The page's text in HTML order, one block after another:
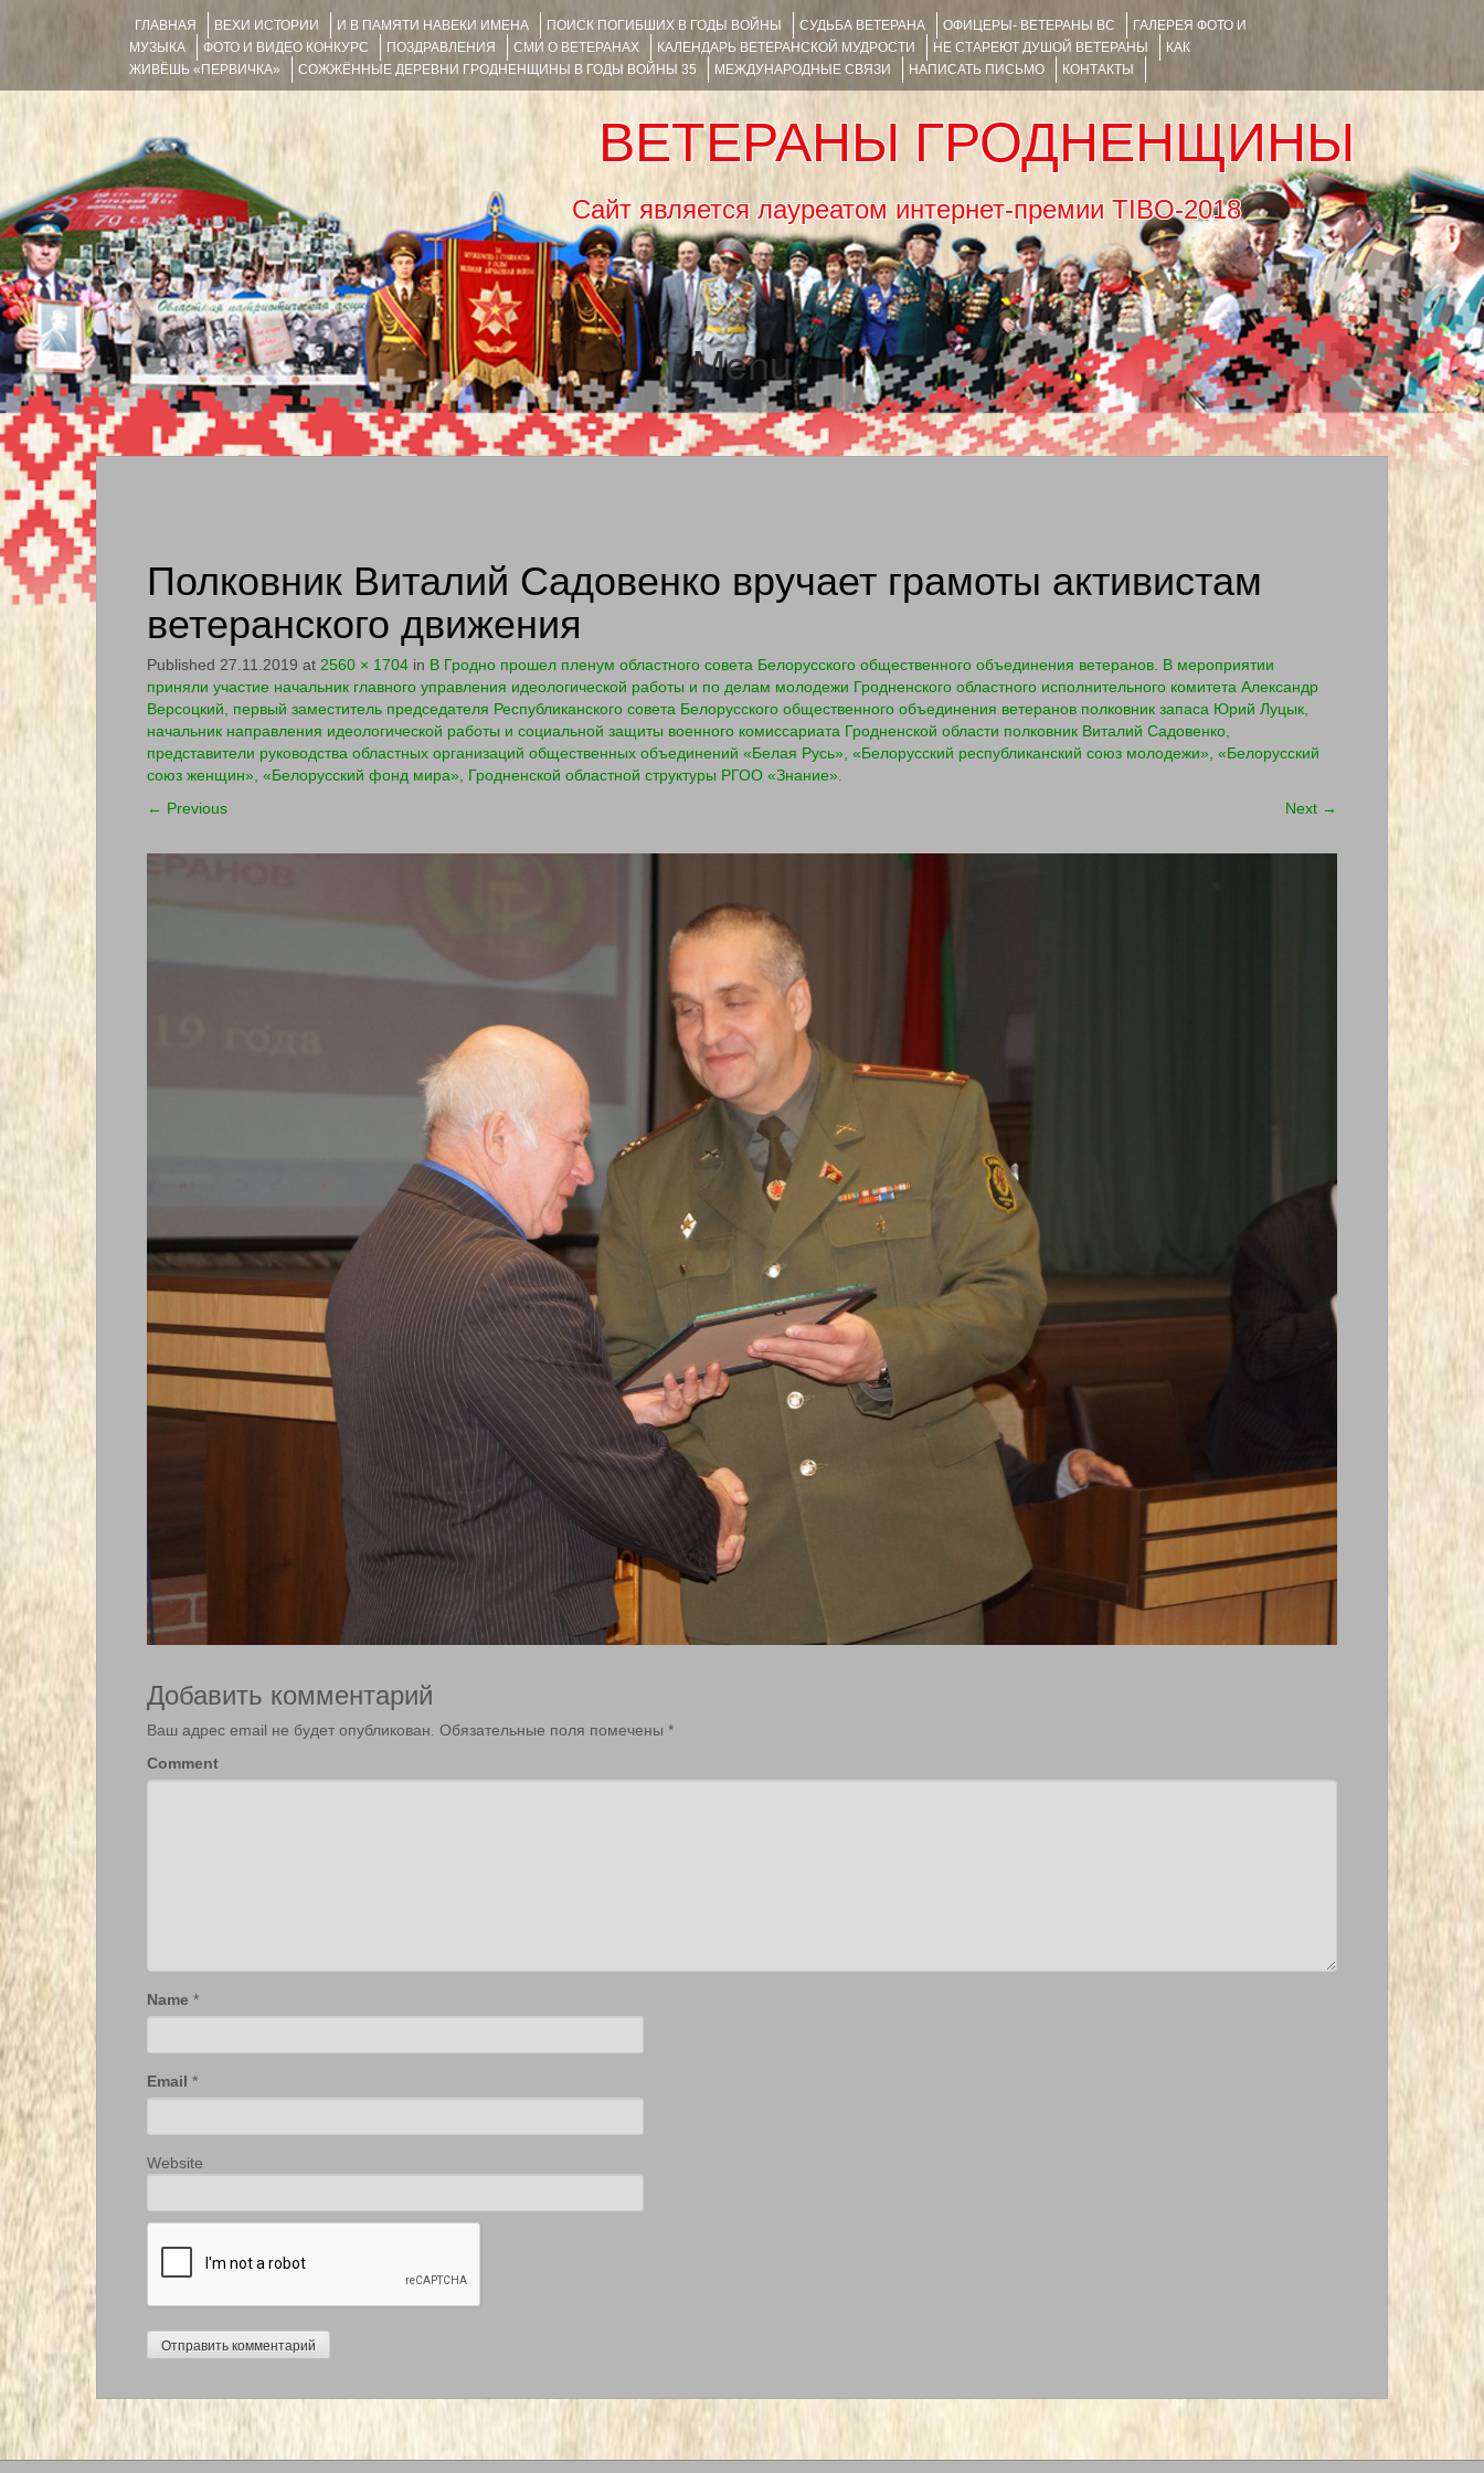
ГЛАВНАЯ ВЕХИ ИСТОРИИ И В ПАМЯТИ НАВЕКИ ИМЕНА ПОИСК ПОГИБШИХ В ГОДЫ ВОЙНЫ СУДЬБА ВЕТЕРАНА ОФИЦЕРЫ- ВЕТЕРАНЫ ВС
ГАЛЕРЕЯ ФОТО И
МУЗЫКА
ФОТО И ВИДЕО КОНКУРС ПОЗДРАВЛЕНИЯ СМИ О ВЕТЕРАНАХ КАЛЕНДАРЬ ВЕТЕРАНСКОЙ МУДРОСТИ НЕ СТАРЕЮТ ДУШОЙ ВЕТЕРАНЫ
КАК
ЖИВЁШЬ «ПЕРВИЧКА»
СОЖЖЁННЫЕ ДЕРЕВНИ ГРОДНЕНЩИНЫ В ГОДЫ ВОЙНЫ 35 МЕЖДУНАРОДНЫЕ СВЯЗИ НАПИСАТЬ ПИСЬМО КОНТАКТЫ
ВЕТЕРАНЫ ГРОДНЕНЩИНЫ
Сайт является лауреатом интернет-премии TIBO-2018
Menu
SKIP TO CONTENT
Полковник Виталий Садовенко вручает грамоты активистам
ветеранского движения
Published 27.11.2019 at 2560 × 1704 in В Гродно прошел пленум областного совета Белорусского общественного объединения ветеранов. В мероприятии
приняли участие начальник главного управления идеологической работы и по делам молодежи Гродненского областного исполнительного комитета Александр
Версоцкий, первый заместитель председателя Республиканского совета Белорусского общественного объединения ветеранов полковник запаса Юрий Луцык,
начальник направления идеологической работы и социальной защиты военного комиссариата Гродненской области полковник Виталий Садовенко,
представители руководства областных организаций общественных объединений «Белая Русь», «Белорусский республиканский союз молодежи», «Белорусский
союз женщин», «Белорусский фонд мира», Гродненской областной структуры РГОО «Знание».
← Previous Next →
Добавить комментарий
Ваш адрес email не будет опубликован. Обязательные поля помечены *
Comment
Name *
Email *
Website